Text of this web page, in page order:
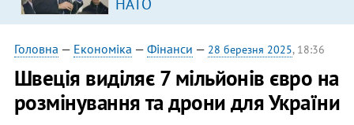
НАТО
Головна — Економіка — Фінанси — 28 березня 2025, 18:36
Швеція виділяє 7 мільйонів євро на
розмінування та дрони для України